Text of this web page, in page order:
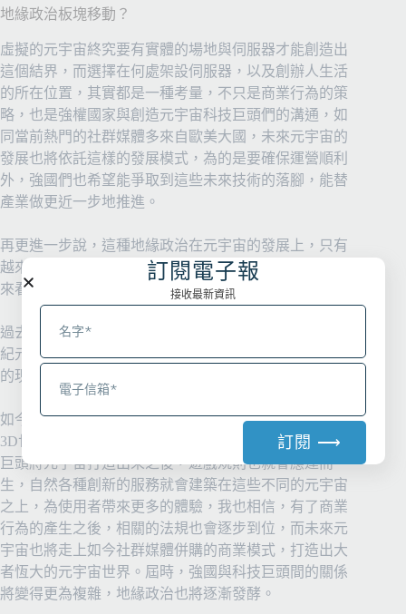
地緣政治板塊移動？
虛擬的元宇宙終究要有實體的場地與伺服器才能創造出
這個結界，而選擇在何處架設伺服器，以及創辦人生活
的所在位置，其實都是一種考量，不只是商業行為的策
略，也是強權國家與創造元宇宙科技巨頭們的溝通，如
同當前熱門的社群媒體多來自歐美大國，未來元宇宙的
發展也將依託這樣的發展模式，為的是要確保運營順利
外，強國們也希望能爭取到這些未來技術的落腳，能替
產業做更近一步地推進。
再更進一步說，這種地緣政治在元宇宙的發展上，只有
越來越明顯，我想未來將會是贏者全拿的世界。回過頭
來看社群媒體的發展便可知一二。
過去，從沒有網路的世界，到各種應用百花齊放的網路
紀元，也才讓如今的網路世界如此百花齊放，要將這樣
的現象用「元宇宙1.0」來定義也不為過。
如今的元宇宙，就像是過去社群媒體的2D版走向虛擬的
3D世界，發展過程也如同新創的創業一般。當各大科技
巨頭將元宇宙打造出來之後，遊戲規則也就會應運而
生，自然各種創新的服務就會建築在這些不同的元宇宙
之上，為使用者帶來更多的體驗，我也相信，有了商業
行為的產生之後，相關的法規也會逐步到位，而未來元
宇宙也將走上如今社群媒體併購的商業模式，打造出大
者恆大的元宇宙世界。屆時，強國與科技巨頭間的關係
將變得更為複雜，地緣政治也將逐漸發酵。
訂閱電子報
接收最新資訊
訂閱 ⟶
A
l
e
n
a